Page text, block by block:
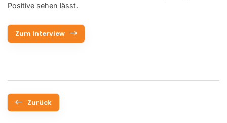
Positive sehen lässt.
Zum Interview
Zurück